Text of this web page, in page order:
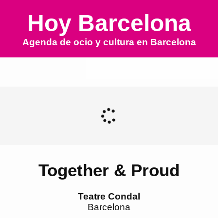
Hoy Barcelona
Agenda de ocio y cultura en Barcelona
Together & Proud
Teatre Condal
Barcelona